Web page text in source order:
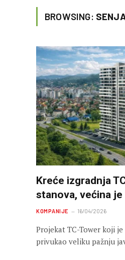
BROWSING:
Kreće izgradnja
stanova, većina
KOMPANIJE 16/04/2026
Projekat TC-Tower koji
privukao veliku pažnju